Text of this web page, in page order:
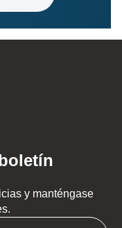
y manténgase